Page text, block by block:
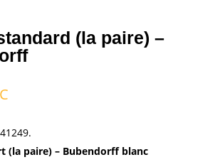
(la paire) –
(la paire) – Bubendorff blanc